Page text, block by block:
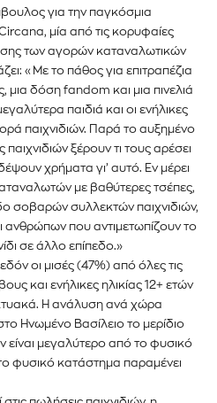
τηνΠολιτική Απορρήτου.
για την παγκόσμια
μία από τις κορυφαίες
των αγορών καταναλωτικών
«Με το πάθος για επιτραπέζια
μια δόση fandom και μια πινελιά
παιδιά και οι ενήλικες
παιχνιδιών. Παρά το αυξημένο
ξέρουν τι τους αρέσει
χρήματα γι’ αυτό. Εν μέρει
με βαθύτερες τσέπες,
σοβαρών συλλεκτών παιχνιδιών,
που αντιμετωπίζουν το
σε άλλο επίπεδο.»
οι μισές (47%) από όλες τις
και ενήλικες ηλικίας 12+ ετών
Η ανάλυση ανά χώρα
Ηνωμένο Βασίλειο το μερίδιο
μεγαλύτερο από το φυσικό
φυσικό κατάστημα παραμένει